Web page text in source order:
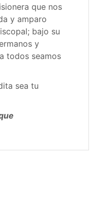
que nos
y amparo
bajo su
y
todos seamos
sea tu